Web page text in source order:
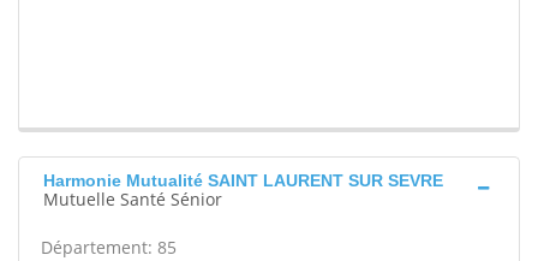
Harmonie Mutualité SAINT LAURENT SUR SEVRE
Mutuelle Santé Sénior
Département: 85